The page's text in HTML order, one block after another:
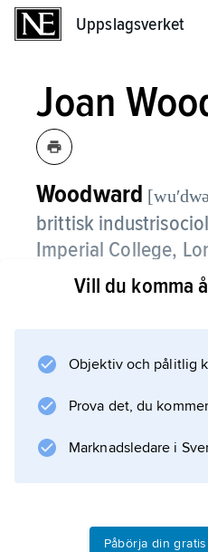
Uppslagsverket
Joan
Woodward
brittisk
Imperial College,
I en banbrytande
(1958), visade
lämplig struktur
produktionsteknologin.
Information om
Vill du komma
Objektiv och pålitlig
Prova det, du
Marknadsledare i
Påbörja din